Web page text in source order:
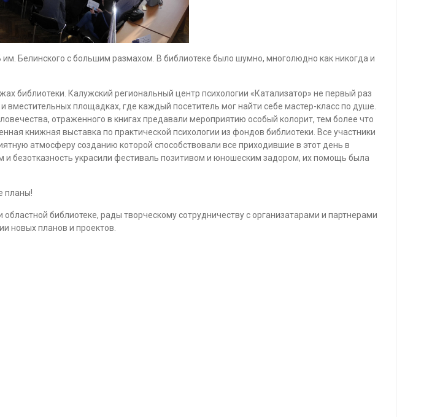
Белинского с большим размахом. В библиотеке было шумно, многолюдно как никогда и
библиотеки. Калужский региональный центр психологии «Катализатор» не первый раз
площадках, где каждый посетитель мог найти себе мастер-класс по душе.
отраженного в книгах предавали мероприятию особый колорит, тем более что
книжная выставка по практической психологии из фондов библиотеки. Все участники
атмосферу созданию которой способствовали все приходившие в этот день в
безотказность украсили фестиваль позитивом и юношеским задором, их помощь была
планы!
библиотеке, рады творческому сотрудничеству с организатарами и партнерами
новых планов и проектов.